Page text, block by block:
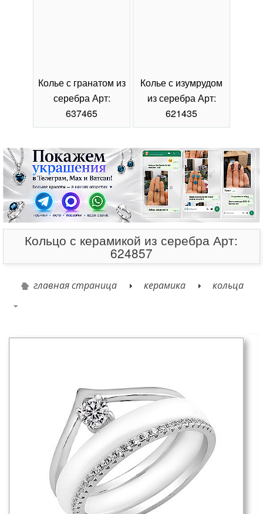
Колье с гранатом из
серебра Арт:
637465
Колье с изумрудом
из серебра Арт:
621435
Кольцо с керамикой из серебра Арт:
624857
главная страница керамика кольца